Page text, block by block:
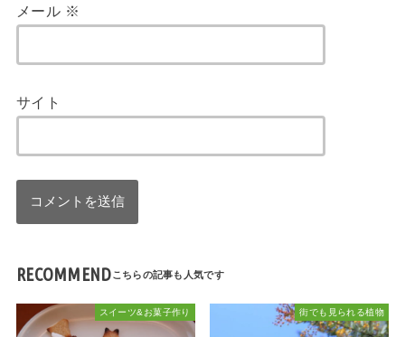
メール ※
サイト
RECOMMEND
スイーツ&お菓子作り 街でも見られる植物